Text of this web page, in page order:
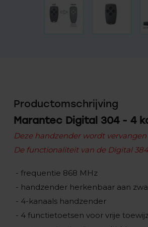
Productomschrijving
Marantec Digital 304 - 4
Deze handzender wordt
De functionaliteit van de Digital
- frequentie 868 MHz
- handzender herkenbaar aan
- 4-kanaals handzender
- 4 functietoetsen voor vrije